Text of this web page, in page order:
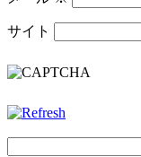
サイト